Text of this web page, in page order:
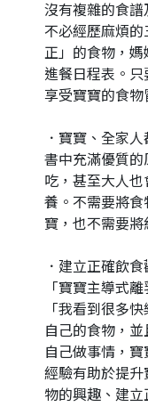
沒有複雜的食
不必經歷麻煩
正」的食物，
進餐日程表。
享受寶寶的食物
．寶寶、全家
書中充滿優質
吃，甚至大人
養。不需要將
寶，也不需要將
．建立正確飲
「寶寶主導式
「我看到很多
自己的食物，
自己做事情，
經驗有助於提
物的興趣、建立